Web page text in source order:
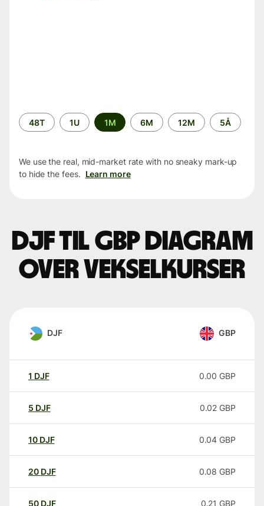
Time
period
48T 1U 1M 6M 12M 5Å
We use the real, mid-market rate with no sneaky mark-up
to hide the fees. Learn more
DJF til GBP Diagram
over vekselkurser
DJF GBP
1 DJF 0.00 GBP
5 DJF 0.02 GBP
10 DJF 0.04 GBP
20 DJF 0.08 GBP
50 DJF 0.21 GBP